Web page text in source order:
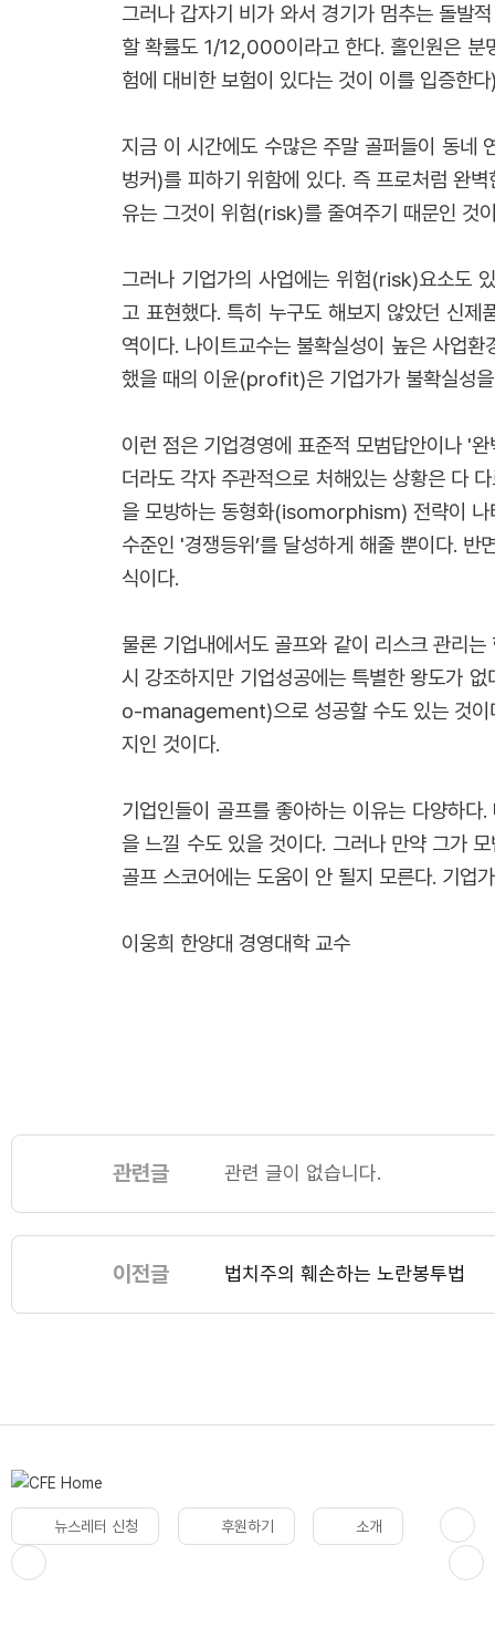
그러나 갑자기 비가 와서 경기가 멈추는 돌발
할 확률도 1/12,000이라고 한다. 홀인원은 분
험에 대비한 보험이 있다는 것이 이를 입증한다
지금 이 시간에도 수많은 주말 골퍼들이 동네
벙커)를 피하기 위함에 있다. 즉 프로처럼 완
유는 그것이 위험(risk)를 줄여주기 때문인 것
그러나 기업가의 사업에는 위험(risk)요소
고 표현했다. 특히 누구도 해보지 않았던 신
역이다. 나이트교수는 불확실성이 높은 사업
했을 때의 이윤(profit)은 기업가가 불확실성
이런 점은 기업경영에 표준적 모범답안이나 '
더라도 각자 주관적으로 처해있는 상황은 다
을 모방하는 동형화(isomorphism) 전략이 나
수준인 '경쟁등위’를 달성하게 해줄 뿐이다.
식이다.
물론 기업내에서도 골프와 같이 리스크 관리
시 강조하지만 기업성공에는 특별한 왕도가
o-management)으로 성공할 수도 있는 것이
지인 것이다.
기업인들이 골프를 좋아하는 이유는 다양하
을 느낄 수도 있을 것이다. 그러나 만약 그가
골프 스코어에는 도움이 안 될지 모른다. 기업
이웅희 한양대 경영대학 교수
관련글 관련 글이 없습니다.
이전글 법치주의 훼손하는 노란봉투법
뉴스레터 신청 후원하기 소개